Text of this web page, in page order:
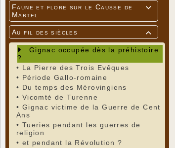

Faune et flore sur le Causse de
Martel

Au fil des siècles
Gignac occupée dès la préhistoire
?
• La Pierre des Trois Evêques
• Période Gallo-romaine
• Du temps des Mérovingiens
• Vicomté de Turenne
• Gignac victime de la Guerre de Cent
Ans
• Tueries pendant les guerres de
religion
• et pendant la Révolution ?